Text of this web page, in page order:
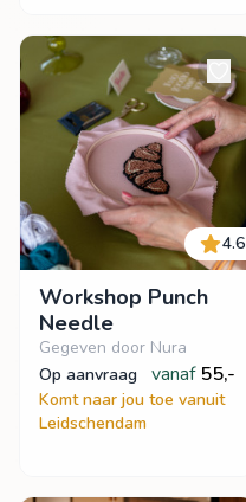
4.6
Workshop Punch
Needle
Gegeven door Nura
op aanvraag
vanaf 55,-
Komt naar jou toe vanuit
Leidschendam